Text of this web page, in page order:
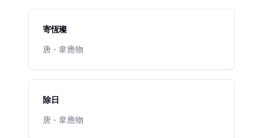
寄恆璨
唐 - 韋應物
除日
唐 - 韋應物